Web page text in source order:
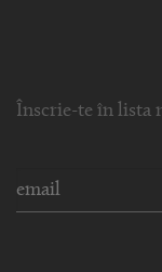
Înscrie-te în lista